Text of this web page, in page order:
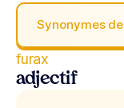
Synonymes de
furax
adjectif